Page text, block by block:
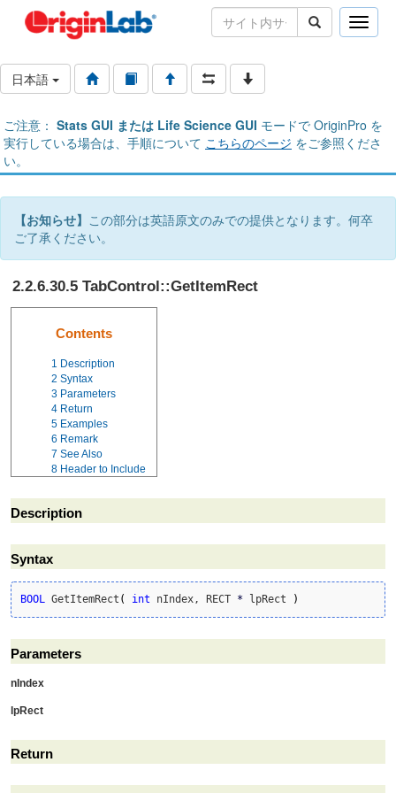
Toggle
日本語
ご注意： Stats GUI または Life Science GUI モードで OriginPro を
実行している場合は、手順について こちらのページ をご参照くださ
い。
【お知らせ】 この部分は英語原文のみでの提供となります。何卒
ご了承ください。
2.2.6.30.5 TabControl::GetItemRect
Contents
1 Description
2 Syntax
3 Parameters
4 Return
5 Examples
6 Remark
7 See Also
8 Header to Include
Description
Syntax
BOOL GetItemRect ( int nIndex, RECT * lpRect )
Parameters
nIndex
lpRect
Return